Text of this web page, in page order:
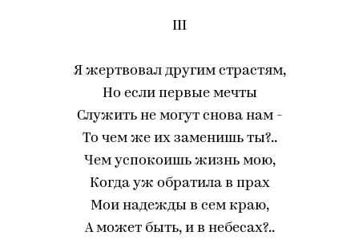
III
Я жертвовал другим страстям,
Но если первые мечты
Служить не могут снова нам -
То чем же их заменишь ты?..
Чем успокоишь жизнь мою,
Когда уж обратила в прах
Мои надежды в сем краю,
А может быть, и в небесах?..